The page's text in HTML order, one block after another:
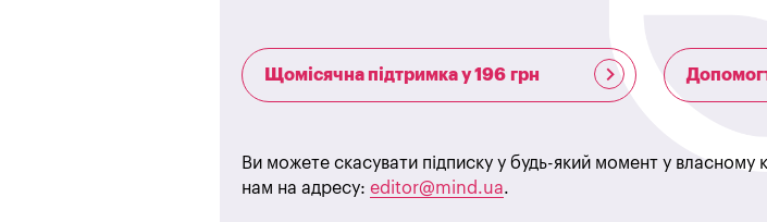
Щомісячна підтримка у 196 грн
Ви можете скасувати підписку у будь-який момент у власному
нам на адресу: editor@mind.ua.